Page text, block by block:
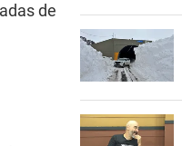
de